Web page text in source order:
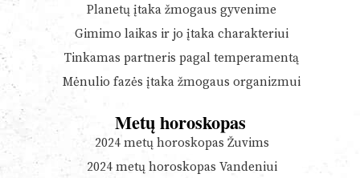
Planetų įtaka žmogaus gyvenime
Gimimo laikas ir jo įtaka charakteriui
Tinkamas partneris pagal temperamentą
Mėnulio fazės įtaka žmogaus organizmui
Metų horoskopas
2024 metų horoskopas Žuvims
2024 metų horoskopas Vandeniui